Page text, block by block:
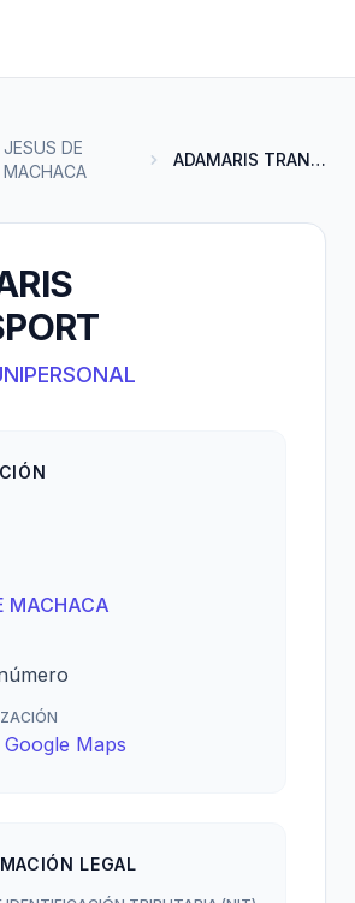
JESUS DE
MACHACA
ADAMARIS TRANSPORT
MACHACA
Maps
LEGAL